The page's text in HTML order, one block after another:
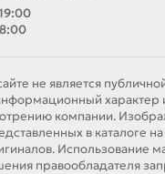
не является
характер
компании.
в каталоге на
Использование
правообладателя